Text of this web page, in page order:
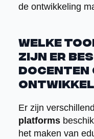
de ontwikkeling
Welke
zijn er
docenten
Er zijn
platforms
het maken van